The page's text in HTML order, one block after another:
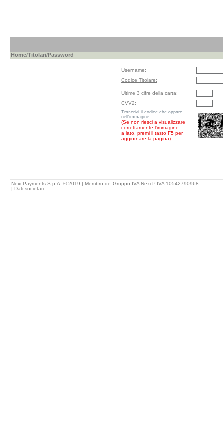
Home/Titolari/Password
Username:
Codice Titolare:
Ultime 3 cifre della carta:
CVV2:
Trascrivi il codice che appare
nell'immagine.
(Se non riesci a visualizzare
correttamente l'immagine
a lato, premi il tasto F5 per
aggiornare la pagina)
Nexi Payments S.p.A. © 2019 | Membro del Gruppo IVA Nexi P.IVA 10542790968
| Dati societari